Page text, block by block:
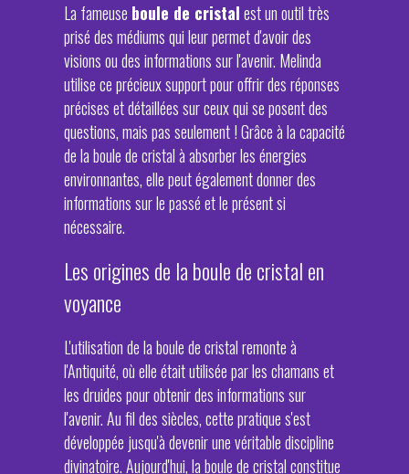
La fameuse boule de cristalest un outil très
prisé des médiums qui leur permet d'avoir des
visions ou des informations sur l'avenir. Melinda
utilise ce précieux support pour offrir des réponses
précises et détaillées sur ceux qui se posent des
questions, mais pas seulement ! Grâce à la capacité
de la boule de cristal à absorber les énergies
environnantes, elle peut également donner des
informations sur le passé et le présent si
nécessaire.
Les origines de la boule de cristal en
voyance
L'utilisation de la boule de cristal remonte à
l'Antiquité, où elle était utilisée par les chamans et
les druides pour obtenir des informations sur
l'avenir. Au fil des siècles, cette pratique s'est
développée jusqu'à devenir une véritable discipline
divinatoire. Aujourd'hui, la boule de cristal constitue